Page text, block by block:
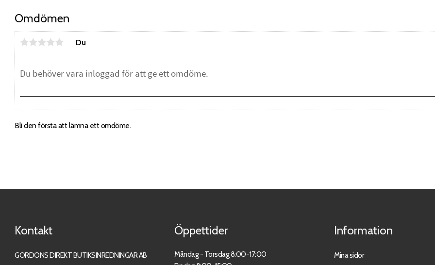
Omdömen
Du
Bli den första att lämna ett omdöme.
Kontakt
GORDONS DIREKT BUTIKSINREDNINGAR AB
Öppettider
Måndag - Torsdag 8:00-17:00
Information
Mina sidor